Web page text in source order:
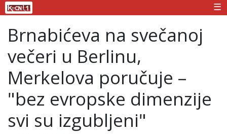
☰
Brnabićeva na svečanoj
večeri u Berlinu,
Merkelova poručuje –
"bez evropske dimenzije
svi su izgubljeni"